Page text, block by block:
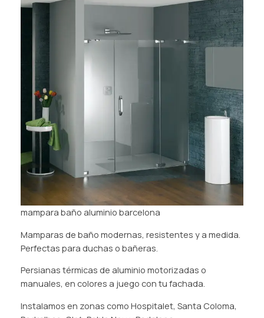
mampara baño aluminio barcelona
Mamparas de baño modernas, resistentes y a medida.
Perfectas para duchas o bañeras.
Persianas térmicas de aluminio motorizadas o
manuales, en colores a juego con tu fachada.
Instalamos en zonas como Hospitalet, Santa Coloma,